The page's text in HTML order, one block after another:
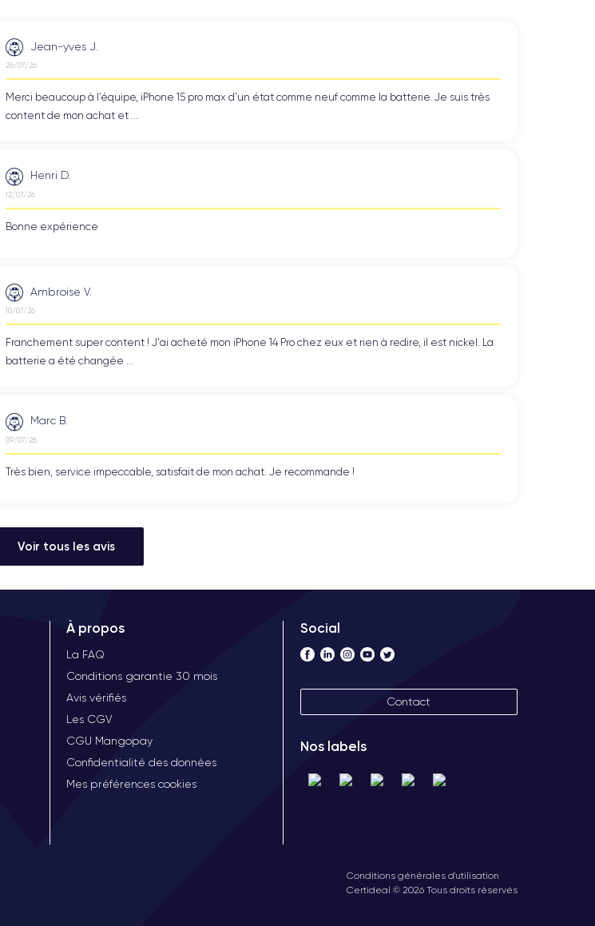
Jean-yves J.
26/07/26
Merci beaucoup à l’équipe, iPhone 15 pro max d’un état comme neuf comme la batterie. Je suis très
content de mon achat et ...
Henri D.
12/07/26
Bonne expérience
Ambroise V.
10/07/26
Franchement super content ! J'ai acheté mon iPhone 14 Pro chez eux et rien à redire, il est nickel. La
batterie a été changée ...
Marc B.
09/07/26
Très bien, service impeccable, satisfait de mon achat. Je recommande !
Voir tous les avis
À propos
La FAQ
Conditions garantie 30 mois
Avis vérifiés
Les CGV
CGU Mangopay
Confidentialité des données
Mes préférences cookies
Social
Contact
Nos labels
Conditions générales d'utilisation
Certideal © 2026 Tous droits réservés